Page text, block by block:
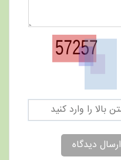
ارسال دیدگاه